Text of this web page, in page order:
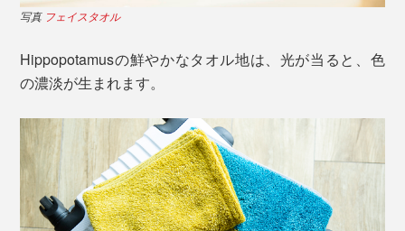
写真 フェイスタオル
Hippopotamusの鮮やかなタオル地は、光が当ると、色
の濃淡が生まれます。